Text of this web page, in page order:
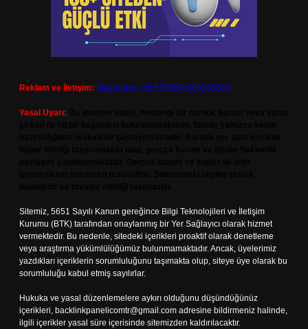
Reklam ve İletişim: Skype: live:.cid.575569c608265c69
Yasal Uyarı:
Sitemiz, 5651 Sayılı Kanun gereğince Bilgi Teknolojileri ve İletişim
Kurumu (BTK) tarafından onaylanmış bir Yer Sağlayıcı olarak hizmet
vermektedir. Bu nedenle, sitedeki içerikleri proaktif olarak denetleme
veya araştırma yükümlülüğümüz bulunmamaktadır. Ancak, üyelerimiz
yazdıkları içeriklerin sorumluluğunu taşımakta olup, siteye üye olarak bu
sorumluluğu kabul etmiş sayılırlar.
Hukuka ve yasal düzenlemelere aykırı olduğunu düşündüğünüz
içerikleri, backlinkpanelicomtr@gmail.com adresine bildirmeniz halinde,
ilgili içerikler yasal süre içerisinde sitemizden kaldırılacaktır.